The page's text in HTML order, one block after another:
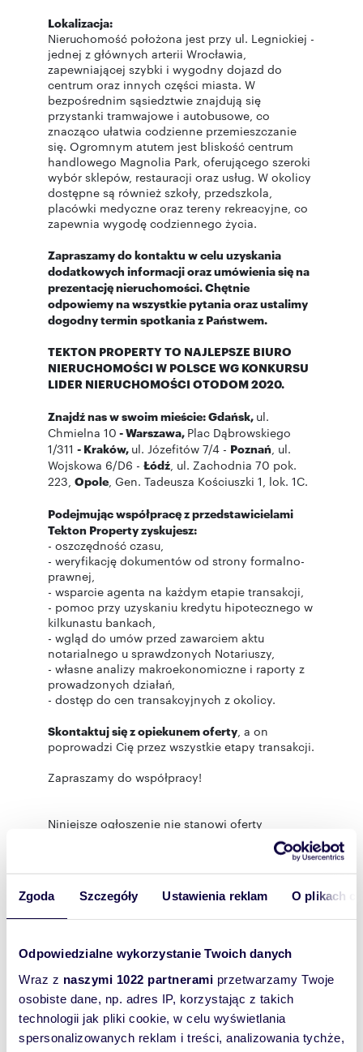
Zgoda Szczegóły Ustawienia reklam O plikach
Odpowiedzialne wykorzystanie Twoich danych
Wraz z naszymi 1022 partnerami przetwarzamy Twoje
osobiste dane, np. adres IP, korzystając z takich
technologii jak pliki cookie, w celu wyświetlania
spersonalizowanych reklam i treści, analizowania tychże,
Lokalizacja:
Nieruchomość położona jest przy ul. Legnickiej -
jednej z głównych arterii Wrocławia,
zapewniającej szybki i wygodny dojazd do
centrum oraz innych części miasta. W
bezpośrednim sąsiedztwie znajdują się
przystanki tramwajowe i autobusowe, co
znacząco ułatwia codzienne przemieszczanie
się. Ogromnym atutem jest bliskość centrum
handlowego Magnolia Park, oferującego szeroki
wybór sklepów, restauracji oraz usług. W okolicy
dostępne są również szkoły, przedszkola,
placówki medyczne oraz tereny rekreacyjne, co
zapewnia wygodę codziennego życia.
Zapraszamy do kontaktu w celu uzyskania
dodatkowych informacji oraz umówienia się na
prezentację nieruchomości. Chętnie
odpowiemy na wszystkie pytania oraz ustalimy
dogodny termin spotkania z Państwem.
TEKTON PROPERTY TO NAJLEPSZE BIURO
NIERUCHOMOŚCI W POLSCE WG KONKURSU
LIDER NIERUCHOMOŚCI OTODOM 2020.
Znajdź nas w swoim mieście: Gdańsk, ul.
Chmielna 10 - Warszawa, Plac Dąbrowskiego
1/311 - Kraków, ul. Józefitów 7/4 - Poznań, ul.
Wojskowa 6/D6 - Łódź, ul. Zachodnia 70 pok.
223, Opole, Gen. Tadeusza Kościuszki 1, lok. 1C.
Podejmując współpracę z przedstawicielami
Tekton Property zyskujesz:
- oszczędność czasu,
- weryfikację dokumentów od strony formalno-
prawnej,
- wsparcie agenta na każdym etapie transakcji,
- pomoc przy uzyskaniu kredytu hipotecznego w
kilkunastu bankach,
- wgląd do umów przed zawarciem aktu
notarialnego u sprawdzonych Notariuszy,
- własne analizy makroekonomiczne i raporty z
prowadzonych działań,
- dostęp do cen transakcyjnych z okolicy.
Skontaktuj się z opiekunem oferty, a on
poprowadzi Cię przez wszystkie etapy transakcji.
Zapraszamy do współpracy!
Niniejsze ogłoszenie nie stanowi oferty
handlowej w rozumieniu przepisów art. 66 k.c., a
informacyjny.
Mieszkanie: na sprzedaż
Liczba
pokoi:
3
Powierzchni
74,16 m2